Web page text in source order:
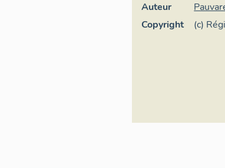
Auteur
Copyright
(c)